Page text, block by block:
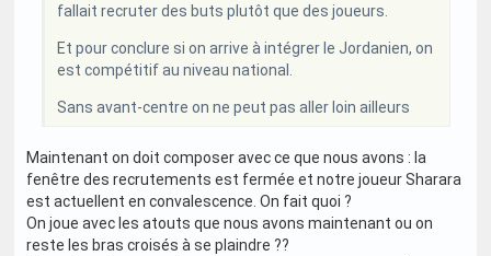
fallait recruter des buts plutôt que des joueurs.
Et pour conclure si on arrive à intégrer le Jordanien, on
est compétitif au niveau national.
Sans avant-centre on ne peut pas aller loin ailleurs
Maintenant on doit composer avec ce que nous avons : la
fenêtre des recrutements est fermée et notre joueur Sharara
est actuellent en convalescence. On fait quoi ?
On joue avec les atouts que nous avons maintenant ou on
reste les bras croisés à se plaindre ??